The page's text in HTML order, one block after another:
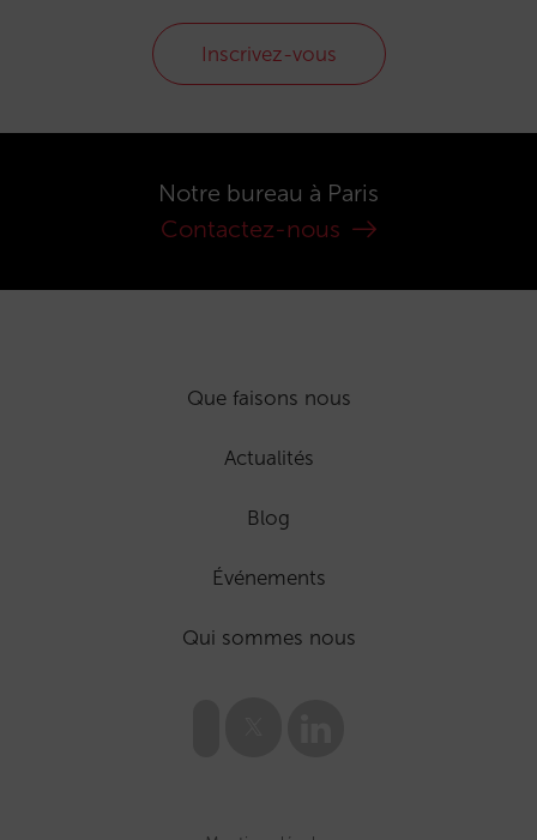
Inscrivez-vous
Notre bureau à Paris
Contactez-nous
Que faisons nous
Actualités
Blog
Événements
Qui sommes nous